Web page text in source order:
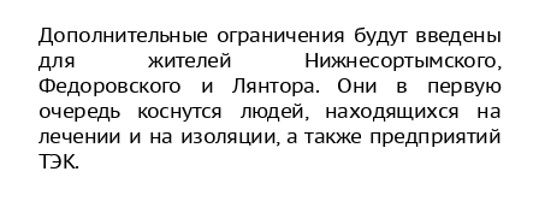
Дополнительные ограничения будут введены
для жителей Нижнесортымского,
Федоровского и Лянтора. Они в первую
очередь коснутся людей, находящихся на
лечении и на изоляции, а также предприятий
ТЭК.